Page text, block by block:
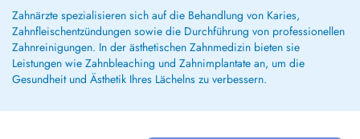
Zahnärzte spezialisieren sich auf die Behandlung von Karies,
Zahnfleischentzündungen sowie die Durchführung von professionellen
Zahnreinigungen. In der ästhetischen Zahnmedizin bieten sie
Leistungen wie Zahnbleaching und Zahnimplantate an, um die
Gesundheit und Ästhetik Ihres Lächelns zu verbessern.